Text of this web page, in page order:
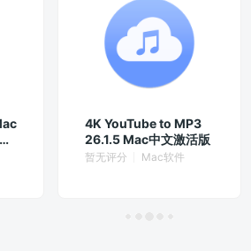
4K YouTube to MP3
26.1.5 Mac中文激活版
暂无评分 Mac软件